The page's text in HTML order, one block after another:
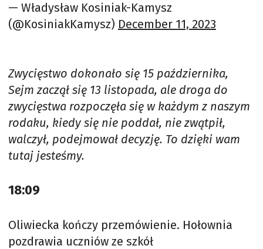
— Władysław Kosiniak-Kamysz
(@KosiniakKamysz) December 11, 2023
Zwycięstwo dokonało się 15 października,
Sejm zaczął się 13 listopada, ale droga do
zwycięstwa rozpoczęła się w każdym z naszym
rodaku, kiedy się nie poddał, nie zwątpił,
walczył, podejmował decyzję. To dzięki wam
tutaj jesteśmy.
18:09
Oliwiecka kończy przemówienie. Hołownia
pozdrawia uczniów ze szkół